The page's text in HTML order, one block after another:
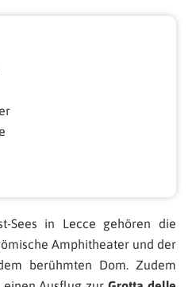
Sees in Lecce gehören die
Amphitheater und der
berühmten Dom. Zudem